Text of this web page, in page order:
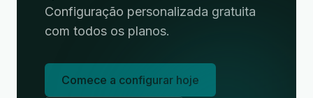
Configuração personalizada gratuita
com todos os planos.
Comece a configurar hoje